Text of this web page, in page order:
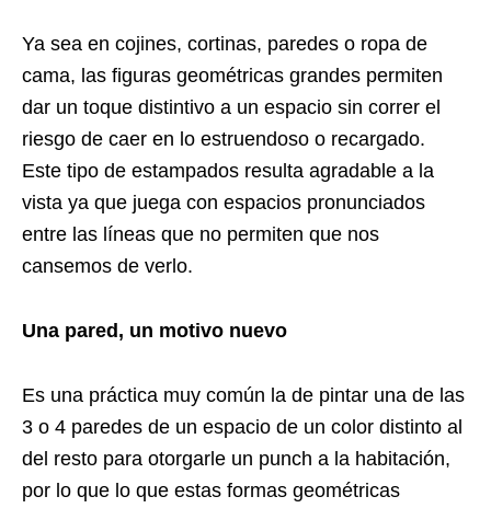
Ya sea en cojines, cortinas, paredes o ropa de
cama, las figuras geométricas grandes permiten
dar un toque distintivo a un espacio sin correr el
riesgo de caer en lo estruendoso o recargado.
Este tipo de estampados resulta agradable a la
vista ya que juega con espacios pronunciados
entre las líneas que no permiten que nos
cansemos de verlo.
Una pared, un motivo nuevo
Es una práctica muy común la de pintar una de las
3 o 4 paredes de un espacio de un color distinto al
del resto para otorgarle un punch a la habitación,
por lo que lo que estas formas geométricas